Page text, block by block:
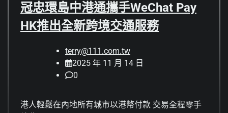
冠忠環島中港通攜手WeChat Pay
HK推出全新跨境交通服務
terry@111.com.tw
2025 年 11 月 14 日
0
港人輕鬆在內地所有城市以港幣付款 交易全程零手